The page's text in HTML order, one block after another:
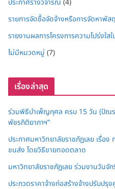
รายการจัดซื้อจัดจ้างหรือการจัดหาพั
รายงานผลการโครงการความโปร่งใส
ไม่มีหมวดหมู่ (7)
เรื่องล่าสุด
ร่วมพิธีบำเพ็ญกุศล ครบ 15 วัน (ปัณร
พัชรกิติยาภาฯ”
ประกาศมหาวิทยาลัยราชภัฏเลย เรื่อ
ขนส่ง โดยวิธีขายทอดตลาด
มหาวิทยาลัยราชภัฏเลย ร่วมงานวันจั
ประกวดราคาจ้างก่อสร้างจ้างปรับป